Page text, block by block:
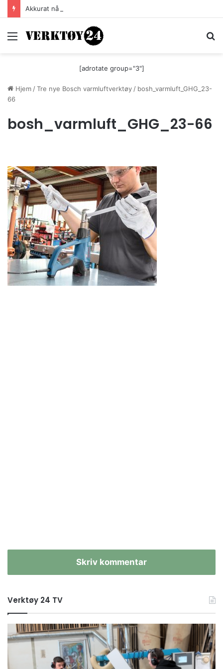
Akkurat nå er batteri-bordsaga til Festool billigere
Meny
[adrotate group="3"]
Hjem /Tre nye Bosch varmluftverktøy / bosh_varmluft_GHG_23-
66
bosh_varmluft_GHG_23-66
Skriv kommentar
Verktøy 24 TV